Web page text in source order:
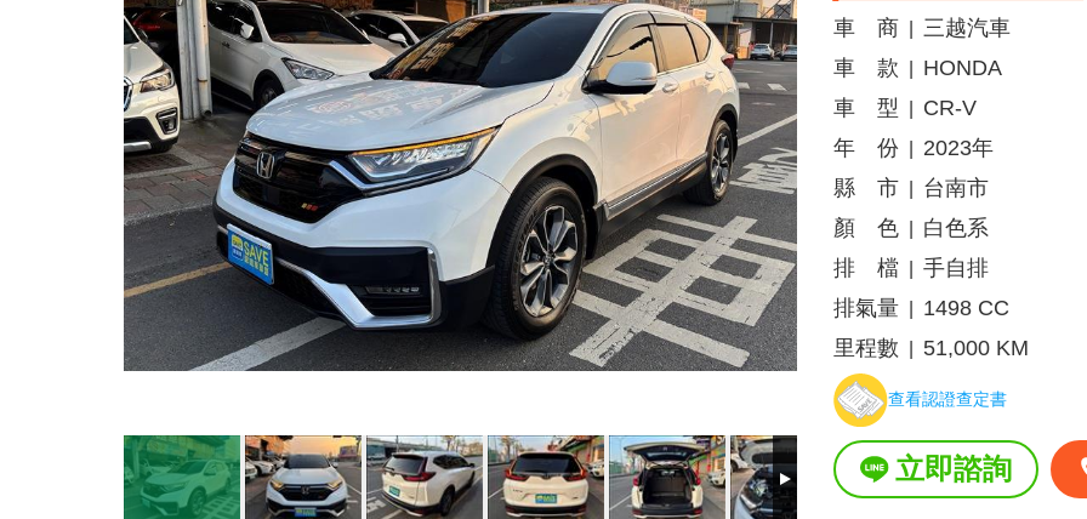
車 商
三越汽車
車 款
HONDA
車 型
CR-V
年 份
2023年
縣 市
台南市
顏 色
白色系
排 檔
手自排
排氣量
1498 CC
里程數
51,000 KM
查看認證查定書
立即諮詢